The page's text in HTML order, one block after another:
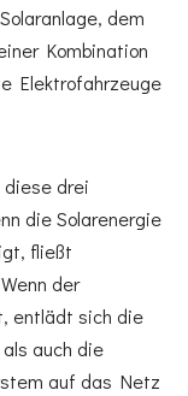
dem
Kombination
Elektrofahrzeuge
diese drei
die Solarenergie
fließt
der
entlädt sich die
auch die
auf das Netz